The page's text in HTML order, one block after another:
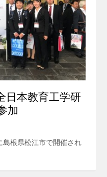
日本教育工学研
加
根県松江市で開催され